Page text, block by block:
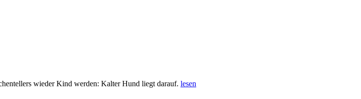
wieder Kind werden: Kalter Hund liegt darauf. lesen